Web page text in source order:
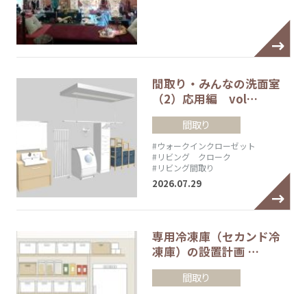
間取り・みんなの洗面室
（2）応用編 vol…
間取り
#ウォークインクローゼット
#リビング クローク
#リビング間取り
2026.07.29
専用冷凍庫（セカンド冷
凍庫）の設置計画 …
間取り